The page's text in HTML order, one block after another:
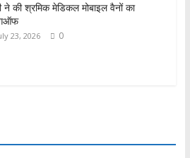
ने की श्रमिक मेडिकल मोबाइल वैनों का
23, 2026 0